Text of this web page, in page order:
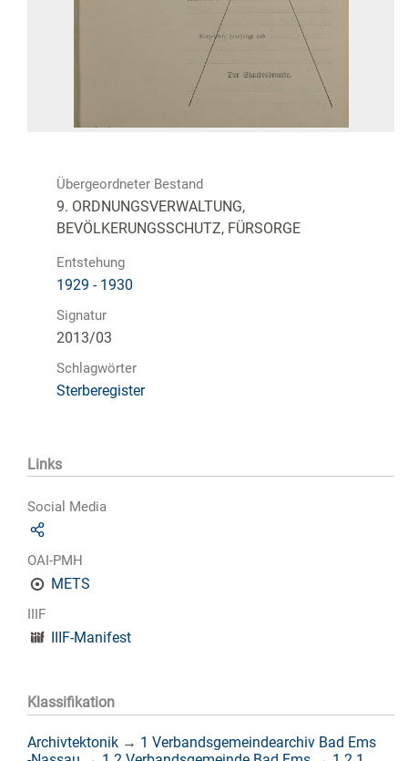
Übergeordneter Bestand
9. ORDNUNGSVERWALTUNG,
BEVÖLKERUNGSSCHUTZ, FÜRSORGE
Entstehung
1929 - 1930
Signatur
2013/03
Schlagwörter
Sterberegister
Links
Social Media
OAI-PMH
METS
IIIF
IIIF-Manifest
Klassifikation
Archivtektonik → 1 Verbandsgemeindearchiv Bad Ems